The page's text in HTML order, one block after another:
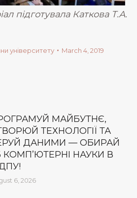
підготувала Каткова Т.А.
університету March 4, 2019
МАЙБУТНЄ,
ТЕХНОЛОГІЇ ТА
ДАНИМИ — ОБИРАЙ
КОМП’ЮТЕРНІ НАУКИ В
6, 2026